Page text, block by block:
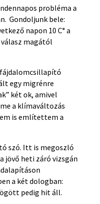
probléma a
Gondoljunk bele:
napon 10 C° a
magától
fájdalomcsillapító
egy migrénre
két ok, amivel
a klímaváltozás
is említettem a
szó. Itt is megoszló
jövő heti záró vizsgán
a két dologban:
pedig hit áll.